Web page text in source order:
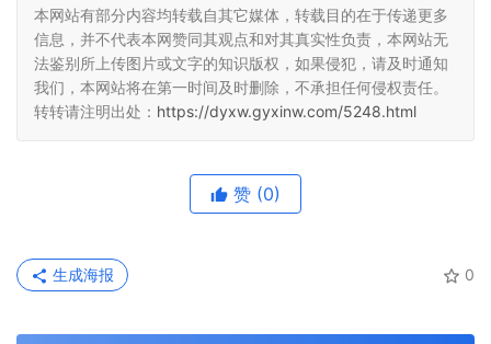
本网站有部分内容均转载自其它媒体，转载目的在于传递更多
信息，并不代表本网赞同其观点和对其真实性负责，本网站无
法鉴别所上传图片或文字的知识版权，如果侵犯，请及时通知
我们，本网站将在第一时间及时删除，不承担任何侵权责任。
转转请注明出处： https://dyxw.gyxinw.com/5248.html
赞 (0)
0
生成海报